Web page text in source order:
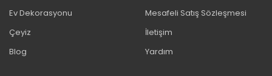
Ev Dekorasyonu
Çeyiz
Blog
Mesafeli Satış Sözleşmesi
İletişim
Yardım